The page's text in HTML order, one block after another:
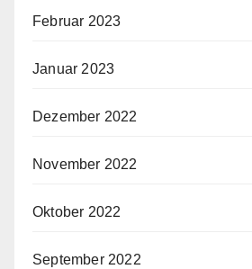
Februar 2023
Januar 2023
Dezember 2022
November 2022
Oktober 2022
September 2022